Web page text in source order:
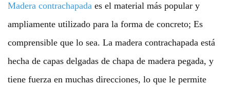
Madera contrachapada es el material más popular y
ampliamente utilizado para la forma de concreto; Es
comprensible que lo sea. La madera contrachapada está
hecha de capas delgadas de chapa de madera pegada, y
tiene fuerza en muchas direcciones, lo que le permite